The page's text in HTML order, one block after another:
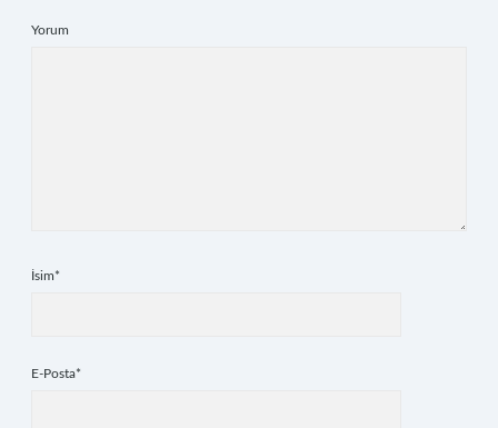
Yorum
İsim*
E-Posta*